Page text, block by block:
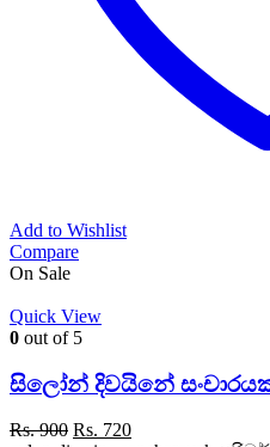
Add to Wishlist
Compare
On Sale
Quick View
0 out of 5
සිලෝන් දිවයිනේ
Rs.900 Original
Rs. 720Current